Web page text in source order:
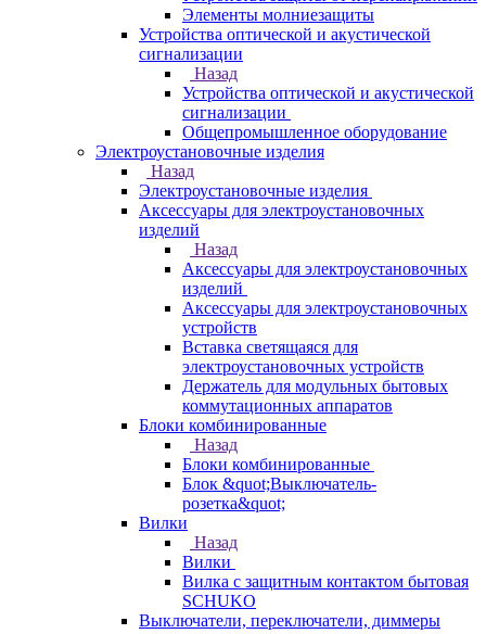
Элементы молниезащиты
Устройства оптической и акустической
сигнализации
Назад
Устройства оптической и акустической
сигнализации
Общепромышленное оборудование
Электроустановочные изделия
Назад
Электроустановочные изделия
Аксессуары для электроустановочных
изделий
Назад
Аксессуары для электроустановочных
изделий
Аксессуары для электроустановочных
устройств
Вставка светящаяся для
электроустановочных устройств
Держатель для модульных бытовых
коммутационных аппаратов
Блоки комбинированные
Назад
Блоки комбинированные
Блок &quot;Выключатель-
розетка&quot;
Вилки
Назад
Вилки
Вилка с защитным контактом бытовая
SCHUKO
Выключатели, переключатели, диммеры